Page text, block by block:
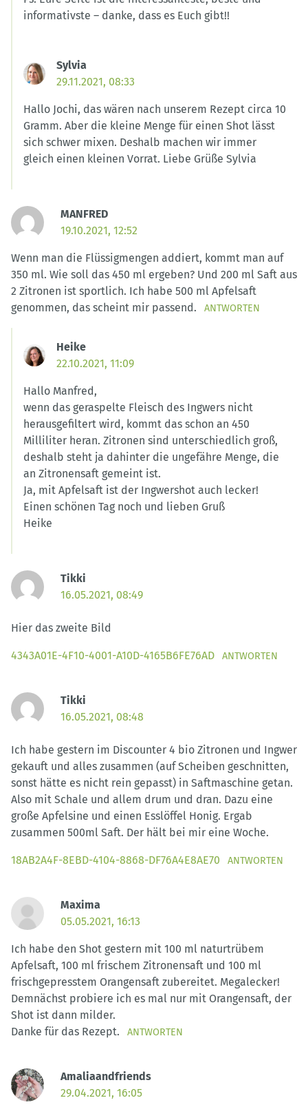
informativste – danke, dass es Euch gibt!!
Sylvia
29.11.2021, 08:33
Hallo Jochi, das wären nach unserem Rezept circa 10
Gramm. Aber die kleine Menge für einen Shot lässt
sich schwer mixen. Deshalb machen wir immer
gleich einen kleinen Vorrat. Liebe Grüße Sylvia
MANFRED
19.10.2021, 12:52
Wenn man die Flüssigmengen addiert, kommt man auf
350 ml. Wie soll das 450 ml ergeben? Und 200 ml Saft aus
2 Zitronen ist sportlich. Ich habe 500 ml Apfelsaft
genommen, das scheint mir passend.
ANTWORTEN
Heike
22.10.2021, 11:09
Hallo Manfred,
wenn das geraspelte Fleisch des Ingwers nicht
herausgefiltert wird, kommt das schon an 450
Milliliter heran. Zitronen sind unterschiedlich groß,
deshalb steht ja dahinter die ungefähre Menge, die
an Zitronensaft gemeint ist.
Ja, mit Apfelsaft ist der Ingwershot auch lecker!
Einen schönen Tag noch und lieben Gruß
Heike
Tikki
16.05.2021, 08:49
Hier das zweite Bild
4343A01E-4F10-4001-A10D-4165B6FE76AD ANTWORTEN
Tikki
16.05.2021, 08:48
Ich habe gestern im Discounter 4 bio Zitronen und Ingwer
gekauft und alles zusammen (auf Scheiben geschnitten,
sonst hätte es nicht rein gepasst) in Saftmaschine getan.
Also mit Schale und allem drum und dran. Dazu eine
große Apfelsine und einen Esslöffel Honig. Ergab
zusammen 500ml Saft. Der hält bei mir eine Woche.
18AB2A4F-8EBD-4104-8868-DF76A4E8AE70 ANTWORTEN
Maxima
05.05.2021, 16:13
Ich habe den Shot gestern mit 100 ml naturtrübem
Apfelsaft, 100 ml frischem Zitronensaft und 100 ml
frischgepresstem Orangensaft zubereitet. Megalecker!
Demnächst probiere ich es mal nur mit Orangensaft, der
Shot ist dann milder.
Danke für das Rezept.
ANTWORTEN
Amaliaandfriends
29.04.2021, 16:05